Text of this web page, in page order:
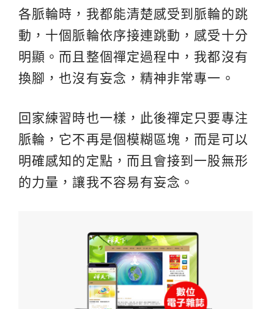
各脈輪時，我都能清楚感受到脈輪的跳
動，十個脈輪依序接連跳動，感受十分
明顯。而且整個禪定過程中，我都沒有
換腳，也沒有妄念，精神非常專一。
回家練習時也一樣，此後禪定只要專注
脈輪，它不再是個模糊區塊，而是可以
明確感知的定點，而且會接到一股無形
的力量，讓我不容易有妄念。